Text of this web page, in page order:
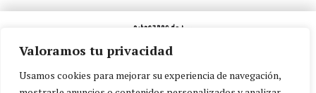
Valoramos tu privacidad
Usamos cookies para mejorar su experiencia de navegación,